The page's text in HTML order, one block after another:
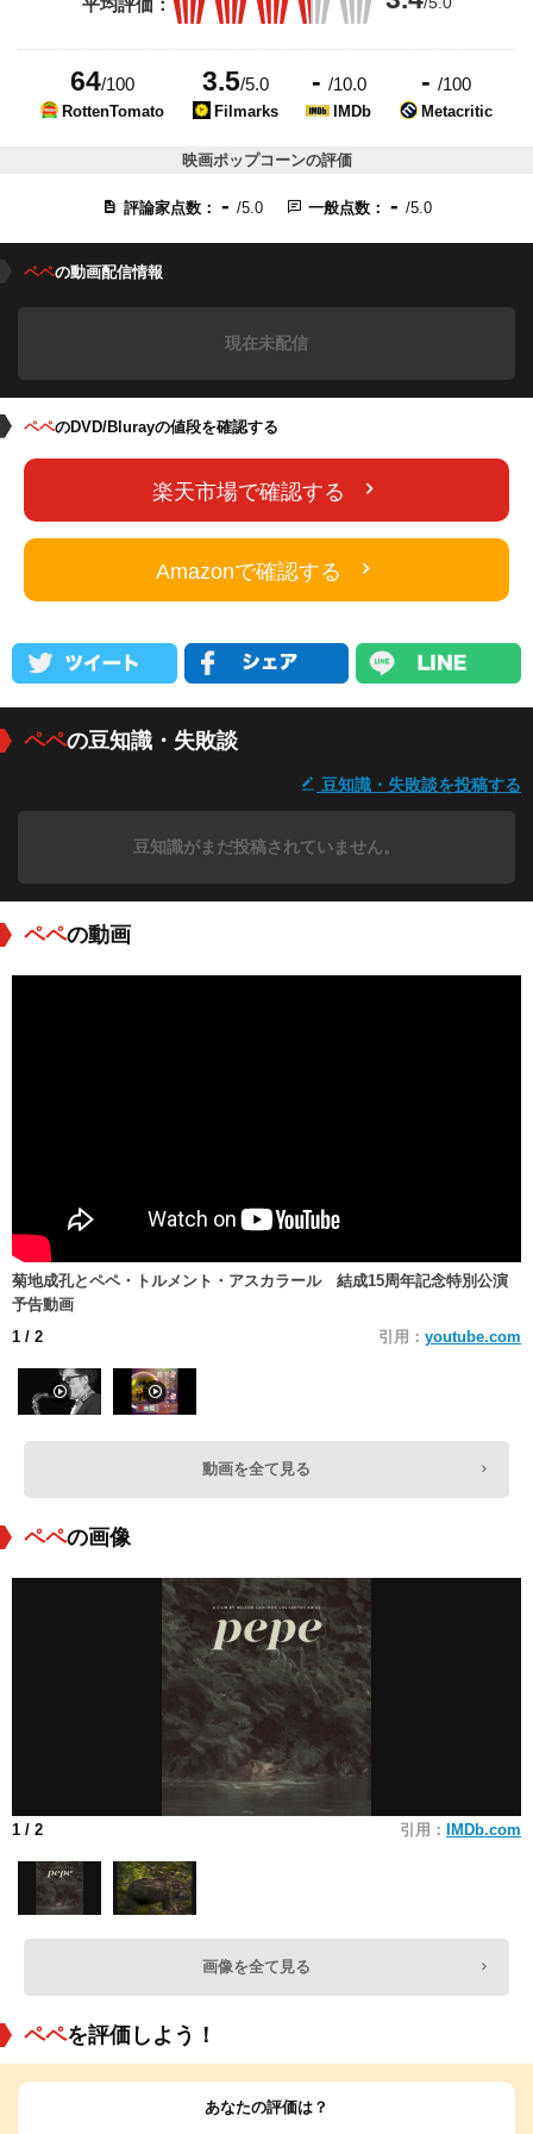
64/100
RottenTomato
3.5/5.0
Filmarks
- /10.0
IMDb
-/100
Metacritic
映画ポップコーンの評価
評論家点数： - /5.0 一般点数： - /5.0
ペペの動画配信情報
現在未配信
ペペのDVD/Blurayの値段を確認する
楽天市場で確認する
Amazonで確認する
ペペの豆知識・失敗談
豆知識・失敗談を投稿する
豆知識がまだ投稿されていません。
ペペの動画
菊地成孔とペペ・トルメント・アスカラール 結成15周年記念特別公演
予告動画
1 / 2 引用： youtube.com
動画を全て見る
ペペの画像
1 / 2 引用： IMDb.com
画像を全て見る
ペペを評価しよう！
あなたの評価は？